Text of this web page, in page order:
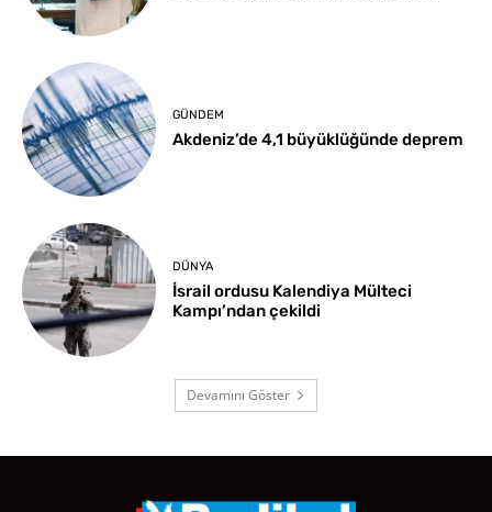
GÜNDEM
Akdeniz’de 4,1 büyüklüğünde deprem
DÜNYA
İsrail ordusu Kalendiya Mülteci
Kampı’ndan çekildi
Devamını Göster